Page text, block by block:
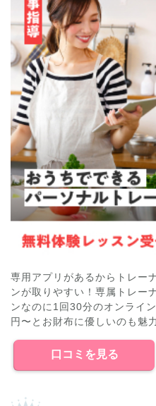
専用アプリがあるからトレー
ンが取りやすい！専属トレー
ンなのに1回30分のオンライ
円〜とお財布に優しいのも魅力
口コミを見る